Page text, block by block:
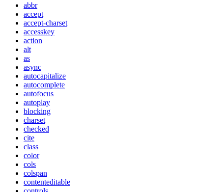
abbr
accept
accept-charset
accesskey
action
alt
as
async
autocapitalize
autocomplete
autofocus
autoplay
blocking
charset
checked
cite
class
color
cols
colspan
contenteditable